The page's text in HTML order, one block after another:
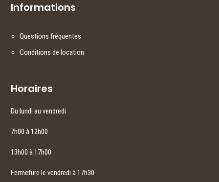
Informations
Questions fréquentes
Conditions de location
Horaires
Du lundi au vendredi
7h00 à 12h00
13h00 à 17h00
Fermeture le vendredi à 17h30